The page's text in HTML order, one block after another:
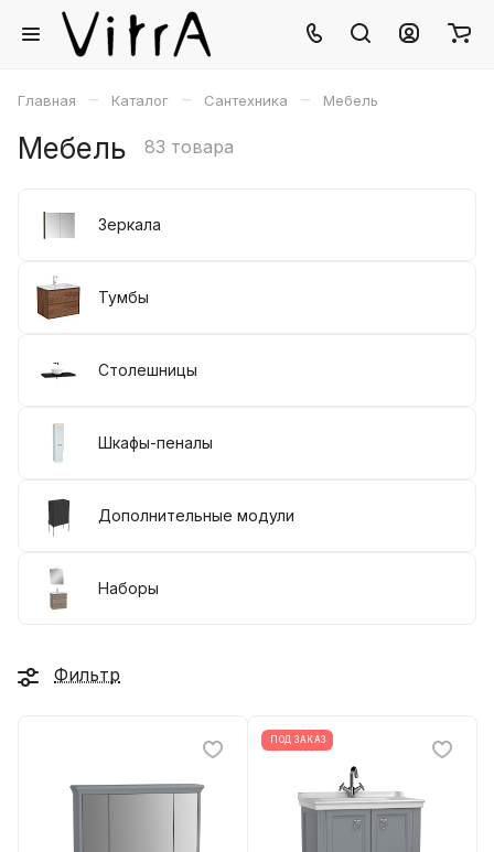
Главная – Каталог – Сантехника – Мебель
Мебель 83 товара
Зеркала
Тумбы
Столешницы
Шкафы-пеналы
Дополнительные модули
Наборы
Фильтр
ПОД ЗАКАЗ